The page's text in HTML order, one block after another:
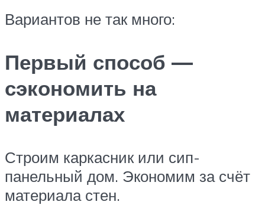
Вариантов не так много:
Первый способ —
сэкономить на
материалах
Строим каркасник или сип-
панельный дом. Экономим за счёт
материала стен.